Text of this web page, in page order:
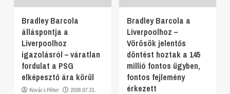
Bradley Barcola
álláspontja a
Liverpoolhoz
igazolásról – váratlan
fordulat a PSG
elképesztő ára körül
Kovács Péter 2026.07.31.
Bradley Barcola a
Liverpoolhoz –
Vörösök jelentős
döntést hoztak a 145
millió fontos ügyben,
fontos fejlemény
érkezett